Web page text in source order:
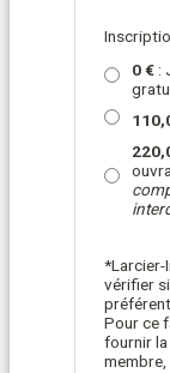
0 €:
*Larcier-
vérifier
Pour ce
fournir
membre,